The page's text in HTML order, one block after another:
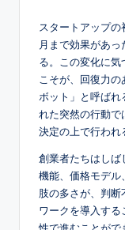
A
S
o
w
スタートアップ
月まで効果があ
る。この変化に気
こそが、回復力
ボット」と呼ばれ
れた突然の行動で
決定の上で行われ
創業者たちはしば
機能、価格モデル
肢の多さが、判
ワークを導入する
性で進むことがで